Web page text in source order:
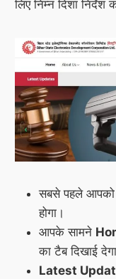
लिए निम्न दिशा
सबसे पहले आपको
होगा।
आपके सामने
का टैब दिखाई
Latest